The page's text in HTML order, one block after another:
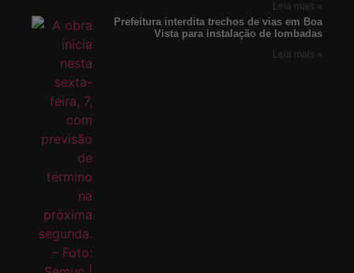
Leia mais »
Prefeitura interdita trechos de vias em Boa
Vista para instalação de lombadas
Leia mais »